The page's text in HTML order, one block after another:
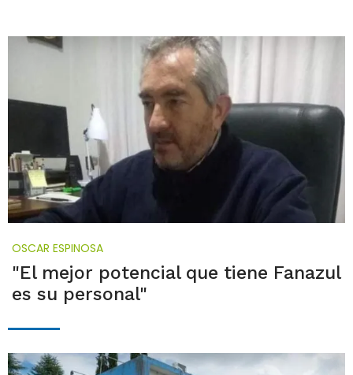
OSCAR ESPINOSA
"El mejor potencial que tiene Fanazul
es su personal"